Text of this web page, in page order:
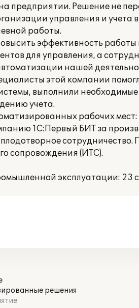
предприятии. Решение не
управления и учета
работы.
эффективность
для управления, а
нашей
этой компании
выполнили
учета.
рабочих мест:
1С:Первый БИТ за
сопровождения (ИТС).
эксплуатации: 23
решения